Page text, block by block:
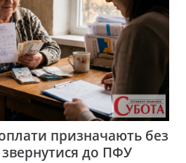
призначають без
звернутися до ПФУ